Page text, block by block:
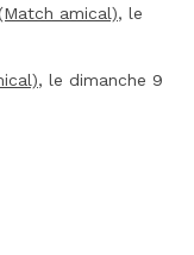
amical), le
, le dimanche 9